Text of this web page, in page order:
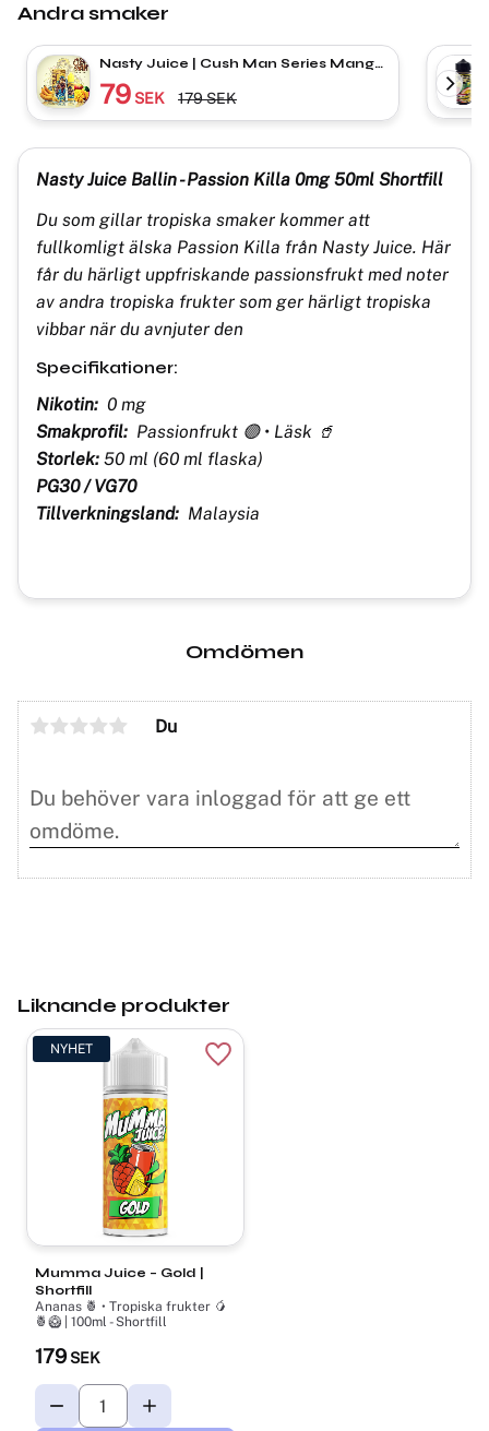
Andra smaker
Nasty Juice | Cush Man Series Mango
Banana | Shortfill
79 SEK 179SEK
Nasty Juice Ballin - Passion Killa 0mg 50ml Shortfill
Du som gillar tropiska smaker kommer att
fullkomligt älska Passion Killa från Nasty Juice. Här
får du härligt uppfriskande passionsfrukt med noter
av andra tropiska frukter som ger härligt tropiska
vibbar när du avnjuter den
Specifikationer:
Nikotin: 0 mg
Smakprofil: Passionfrukt 🟣 • Läsk 🥤
Storlek: 50 ml (60 ml flaska)
PG30 / VG70
Tillverkningsland: Malaysia
Omdömen
Du
Liknande produkter
Mumma Juice – Gold |
Shortfill
Ananas 🍍 • Tropiska frukter 🥭
🍍🥝 | 100ml - Shortfill
179 SEK
NYHET
Lägg till i favoriter